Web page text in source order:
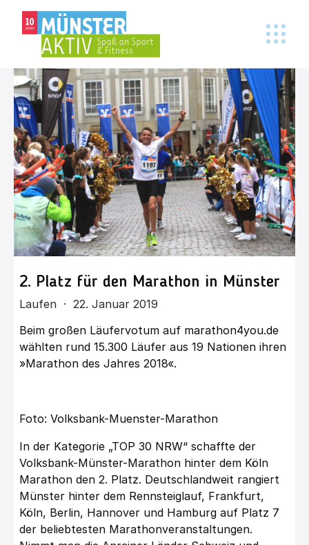
2. Platz für den Marathon in Münster
Laufen · 22. Januar 2019
Beim großen Läufervotum auf marathon4you.de
wählten rund 15.300 Läufer aus 19 Nationen ihren
»Marathon des Jahres 2018«.
Foto: Volksbank-Muenster-Marathon
In der Kategorie „TOP 30 NRW“ schaffte der
Volksbank-Münster-Marathon hinter dem Köln
Marathon den 2. Platz. Deutschlandweit rangiert
Münster hinter dem Rennsteiglauf, Frankfurt,
Köln, Berlin, Hannover und Hamburg auf Platz 7
der beliebtesten Marathonveranstaltungen.